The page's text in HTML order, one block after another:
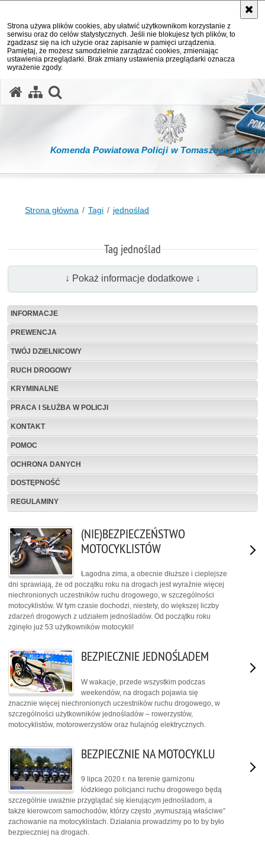
Strona używa plików cookies, aby ułatwić użytkownikom korzystanie z
serwisu oraz do celów statystycznych. Jeśli nie blokujesz tych plików, to
zgadzasz się na ich użycie oraz zapisanie w pamięci urządzenia.
Pamiętaj, że możesz samodzielnie zarządzać cookies, zmieniając
ustawienia przeglądarki. Brak zmiany ustawienia przeglądarki oznacza
wyrażenie zgody.
Komenda Powiatowa Policji w Tomaszowie
Strona główna Tagi jednoślad
Tag jednoślad
↓ Pokaż informacje dodatkowe ↓
INFORMACJE
PREWENCJA
TWÓJ DZIELNICOWY
RUCH DROGOWY
KRYMINALNE
PRACA I SŁUŻBA W POLICJI
KONTAKT
POMOC
OCHRONA DANYCH
DOSTĘPNOŚĆ
REGULAMINY
(NIE)BEZPIECZEŃSTWO
MOTOCYKLISTÓW
Łagodna zima, a obecnie dłuższe i cieplejsze
dni sprawiają, że od początku roku na drogach jest wyraźnie więcej
niechronionych uczestników ruchu drogowego, w szczególności
motocyklistów. W tym czasie dochodzi, niestety, do większej liczby
zdarzeń drogowych z udziałem jednośladów. Od początku roku
zginęło już 53 użytkowników motocykli!
BEZPIECZNIE JEDNOŚLADEM
W wakacje, przede wszystkim podczas
weekendów, na drogach pojawia się
znacznie więcej niechronionych uczestników ruchu drogowego, w
szczególności użytkowników jednośladów – rowerzystów,
motocyklistów, motorowerzystów oraz hulajnóg elektrycznych.
BEZPIECZNIE NA MOTOCYKLU
9 lipca 2020 r. na terenie garnizonu
łódzkiego policjanci ruchu drogowego będą
szczególnie uważnie przyglądać się kierującym jednośladom, a
także kierowcom samochodów, którzy często „wymuszają właściwe”
zachowanie na motocyklistach. Działania prowadzimy po to by było
bezpieczniej na drogach.